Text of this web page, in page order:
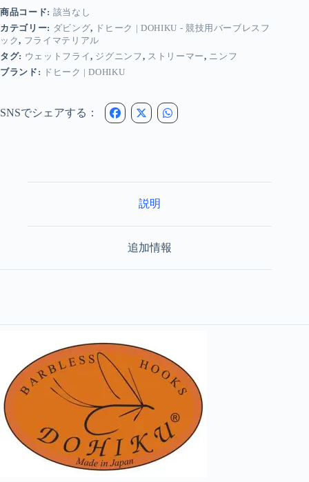
ペ
ク
ト
ラ
ダ
ビ
個
商品コード: 該当なし
カテゴリー: ダビング, ドヒーク | DOHIKU - 競技用バーブレスフ
ック, フライマテリアル
タグ: ウェットフライ, ジグニンフ, ストリーマー, ニンフ
ブランド: ドヒーク | DOHIKU
SNSでシェアする：
説明
追加情報